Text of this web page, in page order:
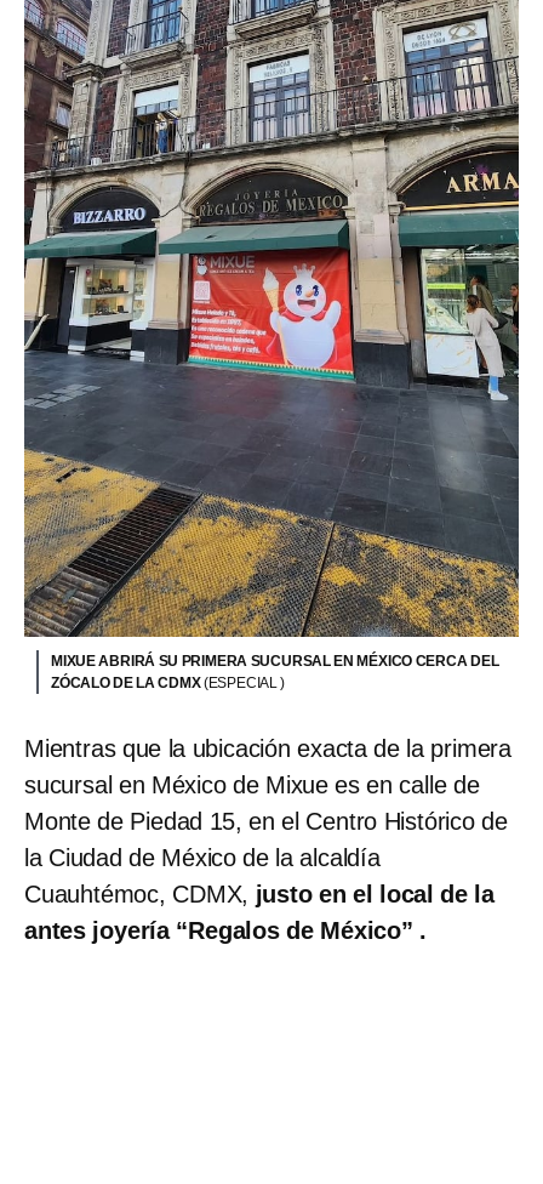
MIXUE ABRIRÁ SU PRIMERA SUCURSAL EN MÉXICO CERCA DEL
ZÓCALO DE LA CDMX(ESPECIAL )
Mientras que la ubicación exacta de la primera
sucursal en México de Mixue es en calle de
Monte de Piedad 15, en el Centro Histórico de
la Ciudad de México de la alcaldía
Cuauhtémoc, CDMX, justo en el local de la
antes joyería “Regalos de México” .